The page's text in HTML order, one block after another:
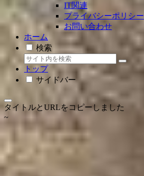
IT関連
プライバシーポリシー
お問い合わせ
ホーム
検索
トップ
サイドバー
タイトルとURLをコピーしました
~